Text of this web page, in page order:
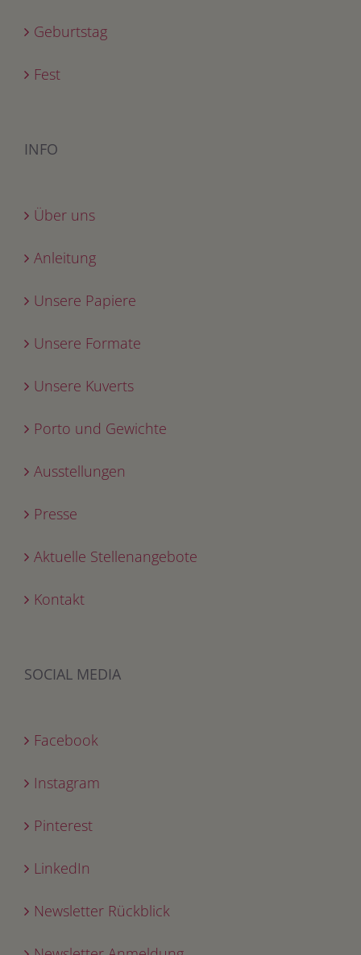
Geburtstag
Fest
INFO
Über uns
Anleitung
Unsere Papiere
Unsere Formate
Unsere Kuverts
Porto und Gewichte
Ausstellungen
Presse
Aktuelle Stellenangebote
Kontakt
SOCIAL MEDIA
Facebook
Instagram
Pinterest
LinkedIn
Newsletter Rückblick